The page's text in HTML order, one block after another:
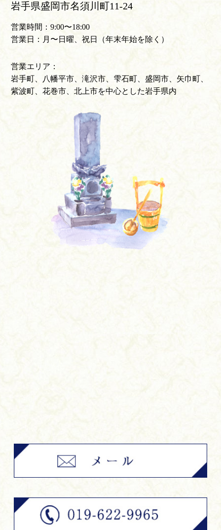
岩手県盛岡市名須川町11-24
営業時間：9:00〜18:00
営業日：月〜日曜、祝日（年末年始を除く）
営業エリア：
岩手町、八幡平市、滝沢市、雫石町、盛岡市、矢巾町、
紫波町、花巻市、北上市を中心とした岩手県内